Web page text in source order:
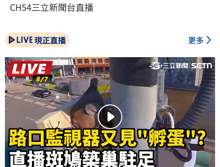
CH54三立新聞台直播
現正直播 更多